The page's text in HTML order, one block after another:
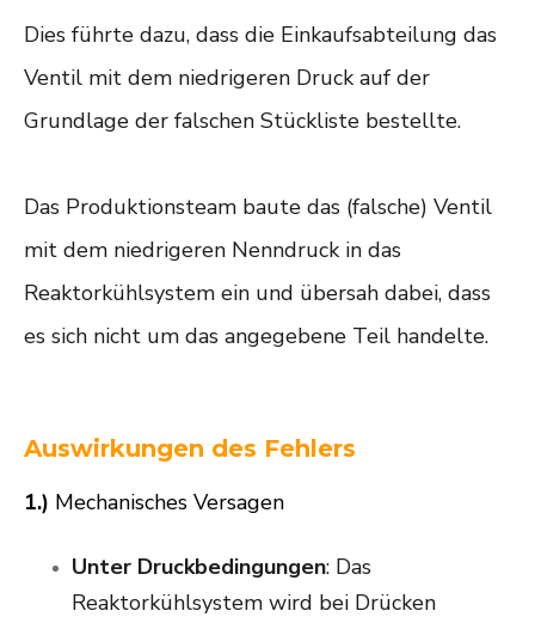
Dies führte dazu, dass die Einkaufsabteilung das
Ventil mit dem niedrigeren Druck auf der
Grundlage der falschen Stückliste bestellte.
Das Produktionsteam baute das (falsche) Ventil
mit dem niedrigeren Nenndruck in das
Reaktorkühlsystem ein und übersah dabei, dass
es sich nicht um das angegebene Teil handelte.
Auswirkungen des Fehlers
1.) Mechanisches Versagen
Unter Druckbedingungen: Das
Reaktorkühlsystem wird bei Drücken